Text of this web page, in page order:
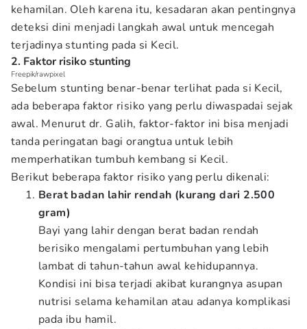
kehamilan. Oleh karena itu, kesadaran akan pentingnya
deteksi dini menjadi langkah awal untuk mencegah
terjadinya stunting pada si Kecil.
2. Faktor risiko stunting
Freepik/rawpixel
Sebelum stunting benar-benar terlihat pada si Kecil,
ada beberapa faktor risiko yang perlu diwaspadai sejak
awal. Menurut dr. Galih, faktor-faktor ini bisa menjadi
tanda peringatan bagi orangtua untuk lebih
memperhatikan tumbuh kembang si Kecil.
Berikut beberapa faktor risiko yang perlu dikenali:
Berat badan lahir rendah (kurang dari 2.500
gram)
Bayi yang lahir dengan berat badan rendah
berisiko mengalami pertumbuhan yang lebih
lambat di tahun-tahun awal kehidupannya.
Kondisi ini bisa terjadi akibat kurangnya asupan
nutrisi selama kehamilan atau adanya komplikasi
pada ibu hamil.